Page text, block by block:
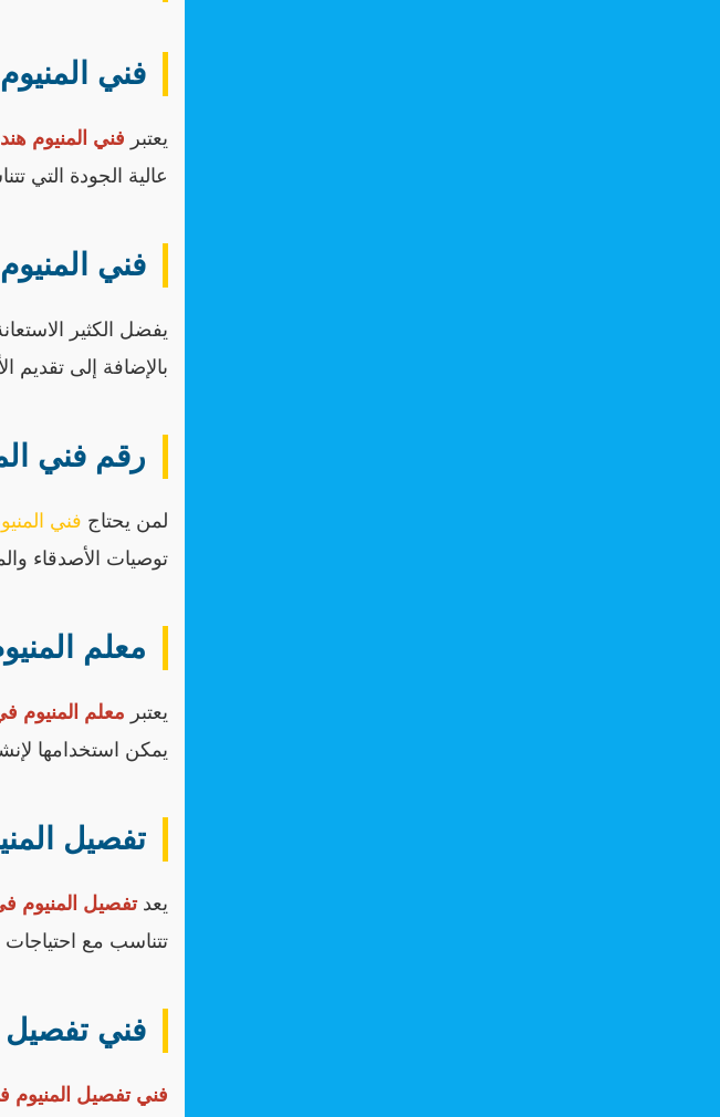
فني
يعتبر فني المنيوم
عالية الجودة التي
فني
يفضل الكثير
بالإضافة إلى تقديم
رقم فني
لمن يحتاج فني
توصيات الأصدقاء
معلم
يعتبر معلم المنيوم
يمكن استخدامها
تفصيل
يعدتفصيل المنيوم
تتناسب مع احتياجات
فني تفصيل
فني تفصيل المنيوم